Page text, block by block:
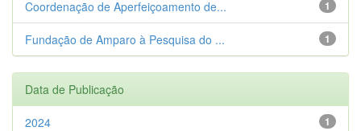
1
Coordenação de Aperfeiçoamento de...
1
Fundação de Amparo à Pesquisa do ...
Data de Publicação
1
2024